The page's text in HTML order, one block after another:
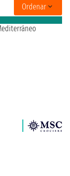
Ordenar